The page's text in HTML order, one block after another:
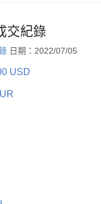
交紀錄
日期：2022/07/05
USD